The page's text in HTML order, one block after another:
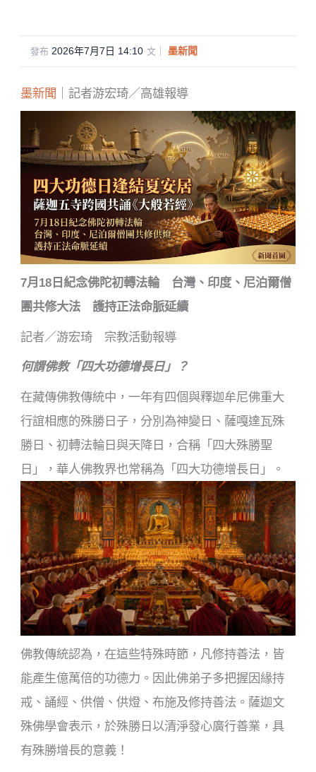
發布 2026年7月7日 14:10·文｜ 墨新聞
墨新聞 ｜記者游宏琦／高雄報導
7月18日紀念佛陀初轉法輪 台灣、印度、尼泊爾僧
團共修大法 護持正法命脈延續
記者／游宏琦 宗教活動報導
何謂佛教「四大功德增長日」？
在藏傳佛教傳統中，一年有四個與釋迦牟尼佛重大
行誼相應的殊勝日子，分別為神變日、薩嘎達瓦殊
勝日、初轉法輪日與天降日，合稱「四大殊勝聖
日」，華人佛教界也常稱為「四大功德增長日」。
佛教傳統認為，在這些特殊時節，凡修持善法，皆
能產生億萬倍的功德力。因此佛弟子多把握因緣持
戒、誦經、供僧、供燈、布施及修持善法。薩迦文
殊佛學會表示，於殊勝日以清淨發心廣行善業，具
有殊勝增長的意義！